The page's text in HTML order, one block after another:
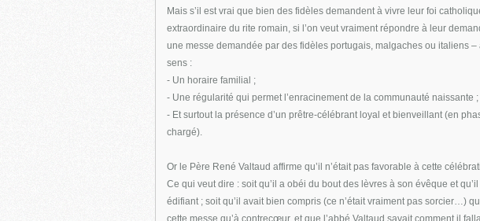
Mais s’il est vrai que bien des fidèles demandent à vivre leur foi
extraordinaire du rite romain, si l’on veut vraiment répondre à leur
une messe demandée par des fidèles portugais, malgaches ou italiens
sens :
- Un horaire familial ;
- Une régularité qui permet l’enracinement de la communauté naissante ;
- Et surtout la présence d’un prêtre-célébrant loyal et bienveillant (en
chargé).
Or le Père René Valtaud affirme qu’il n’était pas favorable à cette
Ce qui veut dire : soit qu’il a obéi du bout des lèvres à son évêque et qu’il
édifiant ; soit qu’il avait bien compris (ce n’était vraiment pas sorcier…)
cette messe qu’à contrecœur, et que l’abbé Valtaud savait comment il